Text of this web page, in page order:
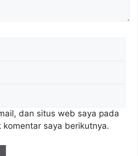
dan situs web saya pada
komentar saya berikutnya.